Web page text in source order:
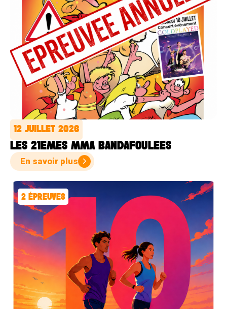
12 JUILLET 2026
LES 21ÈMES MMA BANDAFOULÉES
En savoir plus
2 ÉPREUVES